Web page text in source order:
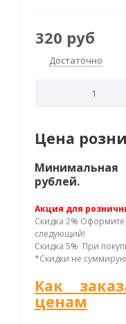
320 руб
Достаточно
Цена
рублей.
Акция для
Скидка 2% Оформите
следующий!
Скидка 5% При
*Скидки не
Как
ценам